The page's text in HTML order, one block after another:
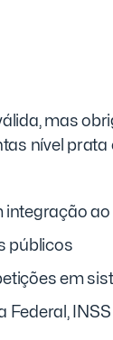
mas
nível
ao
públicos
em
INSS